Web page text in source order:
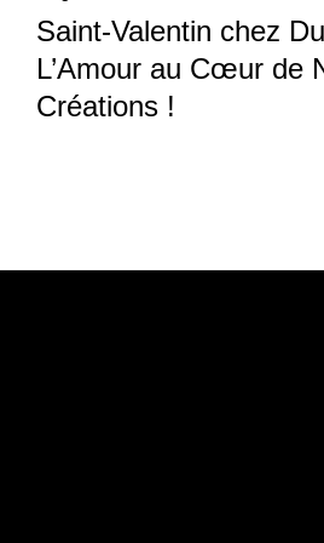
Saint-Valentin chez
L’Amour au Cœur de
Créations !